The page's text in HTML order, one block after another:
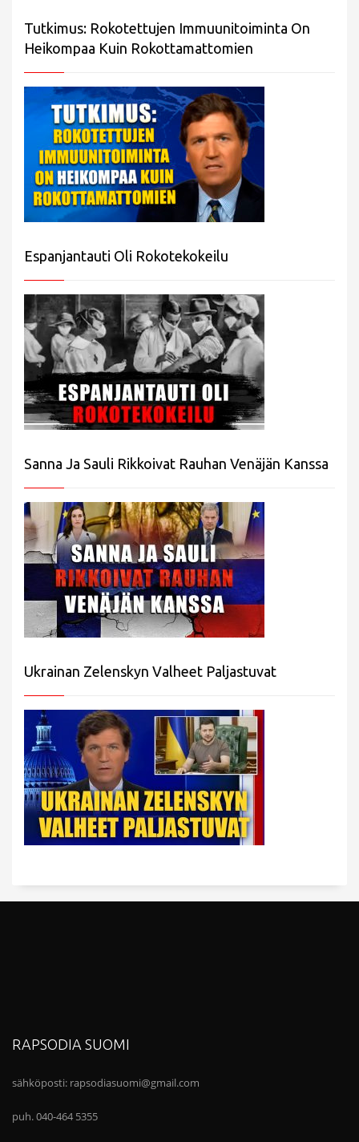
Tutkimus: Rokotettujen Immuunitoiminta On
Heikompaa Kuin Rokottamattomien
Espanjantauti Oli Rokotekokeilu
Sanna Ja Sauli Rikkoivat Rauhan Venäjän Kanssa
Ukrainan Zelenskyn Valheet Paljastuvat
RAPSODIA SUOMI
sähköposti: rapsodiasuomi@gmail.com
puh. 040-464 5355